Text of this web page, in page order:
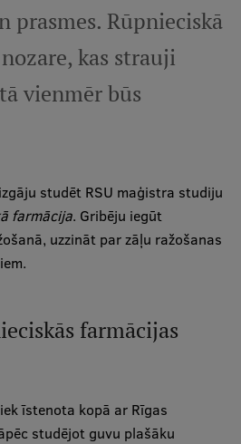
Projects
prasmes. Rūpnieciskā
kas strauji
vienmēr būs
studēt RSU maģistra studiju
farmācija. Gribēju iegūt
uzzināt par zāļu ražošanas
farmācijas
īstenota kopā ar Rīgas
studējot guvu plašāku